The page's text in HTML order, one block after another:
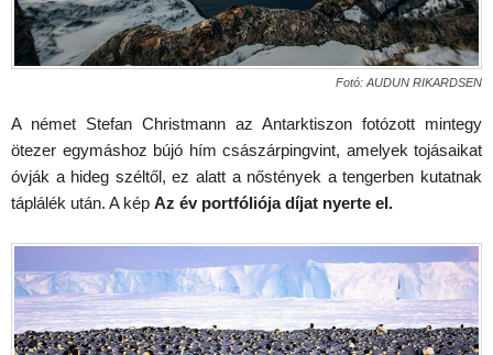
Fotó: AUDUN RIKARDSEN
A német Stefan Christmann az Antarktiszon fotózott mintegy
ötezer egymáshoz bújó hím császárpingvint, amelyek tojásaikat
óvják a hideg széltől, ez alatt a nőstények a tengerben kutatnak
táplálék után. A kép Az év portfóliója díjat nyerte el.